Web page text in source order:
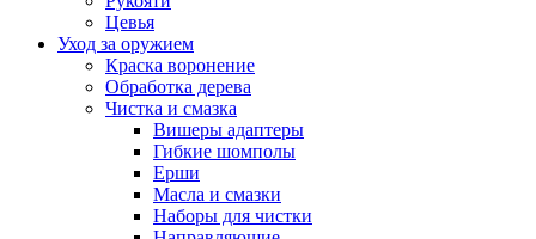
Цевья
Уход за оружием
Краска воронение
Обработка дерева
Чистка и смазка
Вишеры адаптеры
Гибкие шомполы
Ерши
Масла и смазки
Наборы для чистки